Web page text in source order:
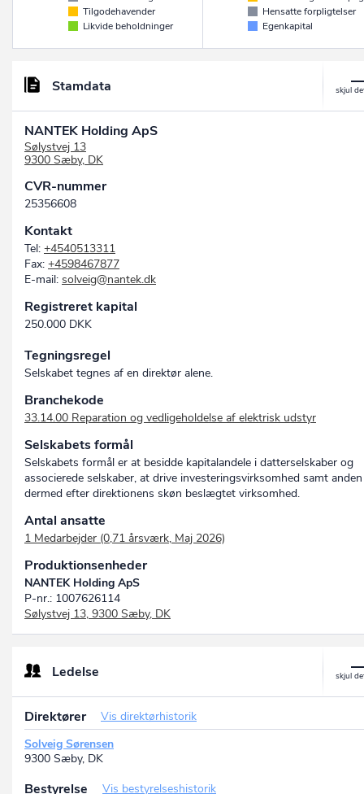
Tilgodehavender
Likvide beholdninger
Hensatte forpligtelser
Egenkapital
Stamdata
NANTEK Holding ApS
Sølystvej 13
9300 Sæby, DK
CVR-nummer
25356608
Kontakt
Tel: +4540513311
Fax: +4598467877
E-mail: solveig@nantek.dk
Registreret kapital
250.000 DKK
Tegningsregel
Selskabet tegnes af en direktør alene.
Branchekode
33.14.00 Reparation og vedligeholdelse af elektrisk udstyr
Selskabets formål
Selskabets formål er at besidde kapitalandele i datterselskaber og
associerede selskaber, at drive investeringsvirksomhed samt anden
dermed efter direktionens skøn beslægtet virksomhed.
Antal ansatte
1 Medarbejder (0,71 årsværk, Maj 2026)
Produktionsenheder
NANTEK Holding ApS
P-nr.: 1007626114
Sølystvej 13, 9300 Sæby, DK
Ledelse
Direktører
Vis direktørhistorik
Solveig Sørensen
9300 Sæby, DK
Bestyrelse Vis bestyrelseshistorik